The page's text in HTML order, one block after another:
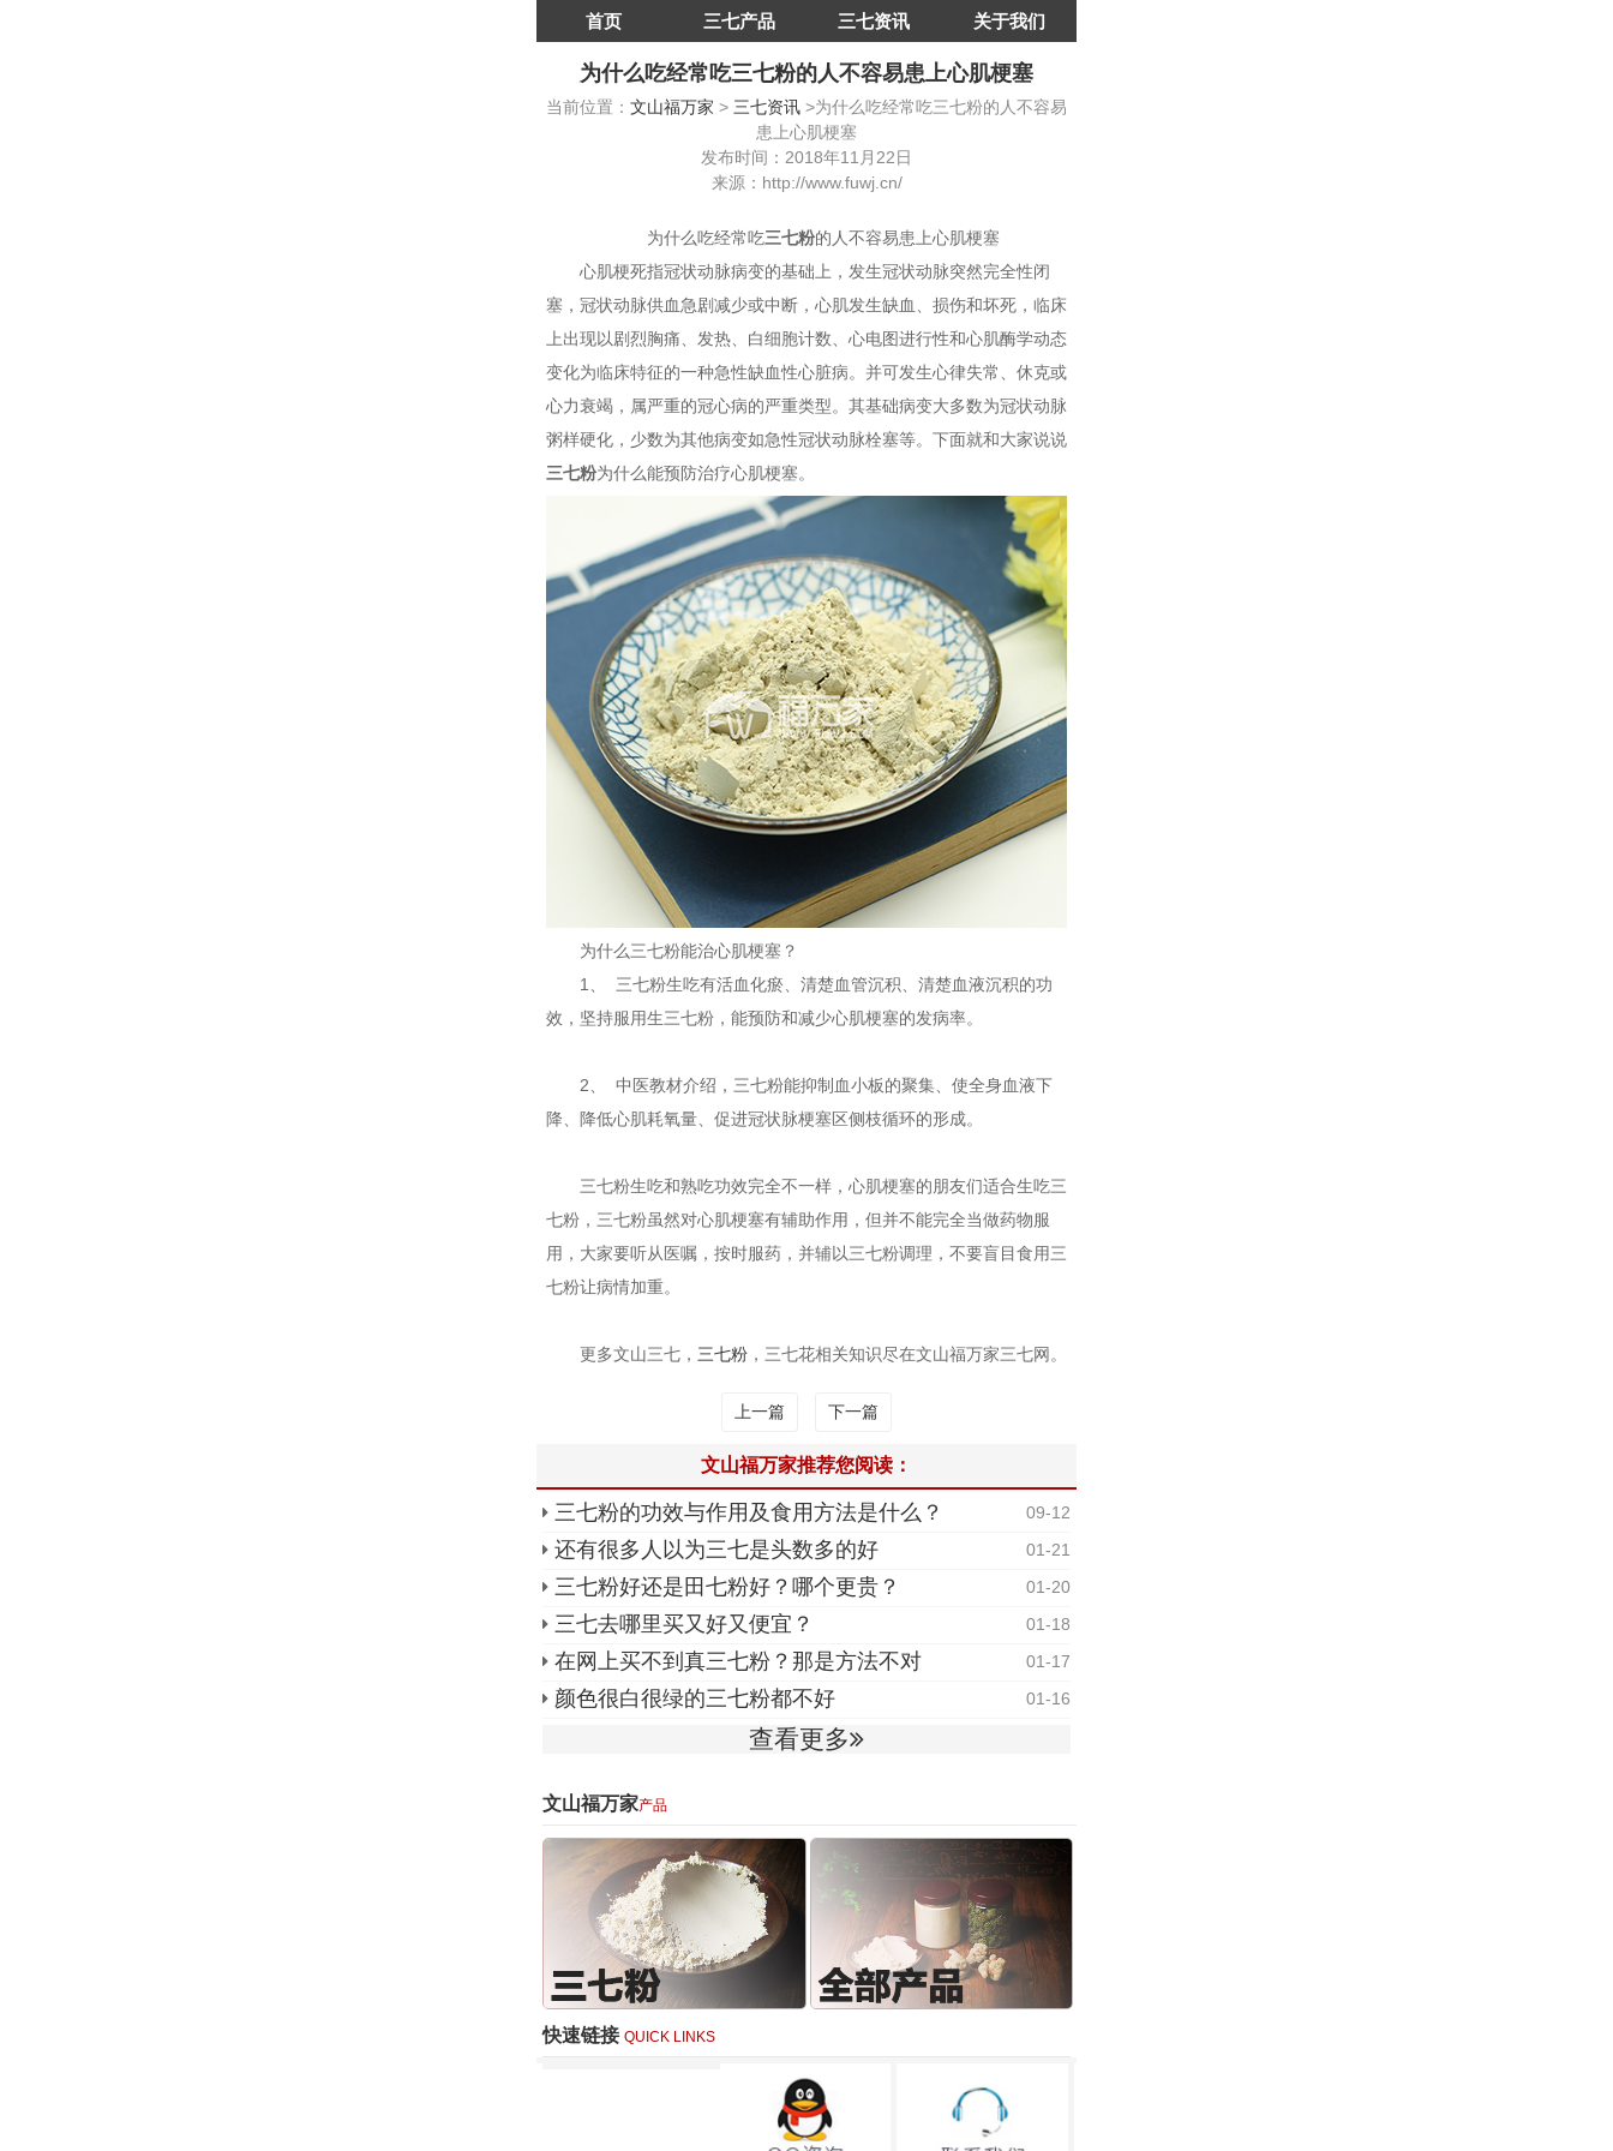
首页 三七产品 三七资讯 关于我们
为什么吃经常吃三七粉的人不容易患上心肌梗塞
当前位置： 文山福万家 > 三七资讯 >为什么吃经常吃三七粉的人不容易
患上心肌梗塞
发布时间：2018年11月22日
来源：http://www.fuwj.cn/
为什么吃经常吃三七粉的人不容易患上心肌梗塞
心肌梗死指冠状动脉病变的基础上，发生冠状动脉突然完全性闭
塞，冠状动脉供血急剧减少或中断，心肌发生缺血、损伤和坏死，临床
上出现以剧烈胸痛、发热、白细胞计数、心电图进行性和心肌酶学动态
变化为临床特征的一种急性缺血性心脏病。并可发生心律失常、休克或
心力衰竭，属严重的冠心病的严重类型。其基础病变大多数为冠状动脉
粥样硬化，少数为其他病变如急性冠状动脉栓塞等。下面就和大家说说
三七粉为什么能预防治疗心肌梗塞。
为什么三七粉能治心肌梗塞？
1、 三七粉生吃有活血化瘀、清楚血管沉积、清楚血液沉积的功
效，坚持服用生三七粉，能预防和减少心肌梗塞的发病率。
2、 中医教材介绍，三七粉能抑制血小板的聚集、使全身血液下
降、降低心肌耗氧量、促进冠状脉梗塞区侧枝循环的形成。
三七粉生吃和熟吃功效完全不一样，心肌梗塞的朋友们适合生吃三
七粉，三七粉虽然对心肌梗塞有辅助作用，但并不能完全当做药物服
用，大家要听从医嘱，按时服药，并辅以三七粉调理，不要盲目食用三
七粉让病情加重。
更多文山三七， 三七粉 ，三七花相关知识尽在文山福万家三七网。
上一篇 下一篇
文山福万家推荐您阅读：
三七粉的功效与作用及食用方法是什么？ 09-12
还有很多人以为三七是头数多的好 01-21
三七粉好还是田七粉好？哪个更贵？ 01-20
三七去哪里买又好又便宜？ 01-18
在网上买不到真三七粉？那是方法不对 01-17
颜色很白很绿的三七粉都不好 01-16
查看更多
文山福万家产品
快速链接 QUICK LINKS